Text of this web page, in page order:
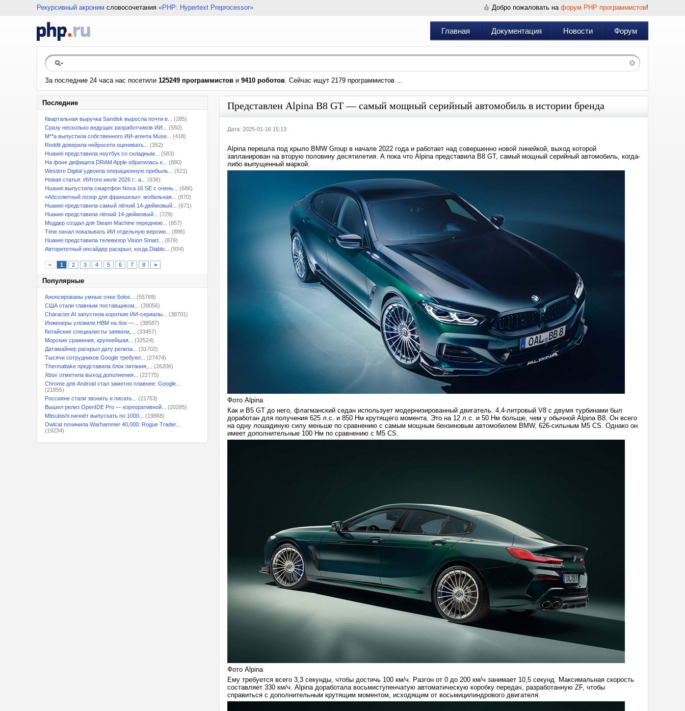
Рекурсивный акроним словосочетания «PHP: Hypertext Preprocessor» Добро пожаловать на форум PHP программистов!
Главная Документация Новости Форум
За последние 24 часа нас посетили 125249 программистов и 9410 роботов. Сейчас ищут 2179 программистов ...
Последние
Квартальная выручка Sandisk выросла почти в...
(285)
Сразу несколько ведущих разработчиков ИИ...
(550)
M**a выпустила собственного ИИ-агента Muse...
(418)
Reddit доверила нейросети оценивать...
(352)
Huawei представила ноутбук со складным...
(583)
На фоне дефицита DRAM Apple обратилась к...
(880)
Western Digital удвоила операционную прибыль...
(521)
Новая статья: ИИтоги июля 2026 г.: а...
(636)
Huawei выпустила смартфон Nova 16 SE с очень...
(686)
«Абсолютный позор для франшизы»: мобильная...
(870)
Huawei представила самый лёгкий 14-дюймовый...
(671)
Huawei представила лёгкий 14-дюймовый...
(729)
Моддер создал для Steam Machine переднюю...
(857)
Time начал показывать ИИ отдельную версию...
(896)
Huawei представила телевизор Vision Smart...
(879)
Авторитетный инсайдер раскрыл, когда Diablo...
(934)
< 1 2 3 4 5 6 7 8 >
Популярные
Анонсированы умные очки Solos...
(55769)
США стали главным поставщиком...
(39056)
Character.AI запустила короткие ИИ-сериалы...
(38701)
Инженеры уложили HBM на бок —...
(38587)
Китайские специалисты заявили,...
(33457)
Морские сражения, крупнейшая...
(32524)
Датамайнер раскрыл дату релиза...
(31702)
Тысячи сотрудников Google требуют...
(27474)
Thermaltake представила блок питания,...
(26206)
Xbox отметила выход дополнения...
(22775)
Chrome для Android стал заметно плавнее: Google...
(21855)
Россияне стали звонить и писать...
(21753)
Вышел релиз OpenIDE Pro — корпоративной...
(20285)
Mitsubishi начнёт выпускать по 1000...
(19868)
Owlcat починила Warhammer 40,000: Rogue Trader...
(19234)
Представлен Alpina B8 GT — самый мощный серийный автомобиль в истории бренда
Дата: 2025-01-16 15:13
Alpina перешла под крыло BMW Group в начале 2022 года и работает над совершенно новой линейкой, выход которой
запланирован на вторую половину десятилетия. А пока что Alpina представила B8 GT, самый мощный серийный автомобиль, когда-
либо выпущенный маркой.
Фото Alpina
Как и B5 GT до него, флагманский седан использует модернизированный двигатель. 4,4-литровый V8 с двумя турбинами был
доработан для получения 625 л.с. и 850 Нм крутящего момента. Это на 12 л.с. и 50 Нм больше, чем у обычной Alpina B8. Он всего
на одну лошадиную силу меньше по сравнению с самым мощным бензиновым автомобилем BMW, 626-сильным M5 CS. Однако он
имеет дополнительные 100 Нм по сравнению с M5 CS.
Фото Alpina
Ему требуется всего 3,3 секунды, чтобы достичь 100 км/ч. Разгон от 0 до 200 км/ч занимает 10,5 секунд. Максимальная скорость
составляет 330 км/ч. Alpina доработала восьмиступенчатую автоматическую коробку передач, разработанную ZF, чтобы
справиться с дополнительным крутящим моментом, исходящим от восьмицилиндрового двигателя.